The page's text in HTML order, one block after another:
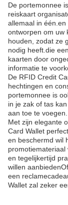
De portemonnee
reiskaart
allemaal in
ontworpen om uw
houden, zodat ze
nodig heeft.die
kaarten door
informatie te
De RFID Credit
hechtingen en
portemonnee is
in je zak of tas
aan toe te voegen.
Met zijn elegante
Card Wallet
en beschermd wil
en tegelijkertijd
willen
een
Wallet zal zeker